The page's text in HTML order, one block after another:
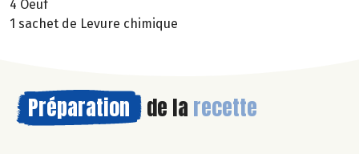
4 Oeuf
1 sachet de Levure chimique
Préparation de la recette